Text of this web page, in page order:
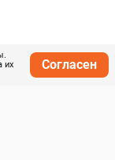
их
Согласен